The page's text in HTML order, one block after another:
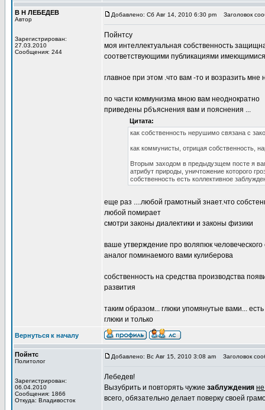
В Н ЛЕБЕДЕВ
Автор
Зарегистрирован:
27.03.2010
Сообщения: 244
Добавлено: Сб Авг 14, 2010 6:30 pm Заголовок
Пойнтсу
моя интеллектуальная собственность
соответствующими публикациями
главное при этом .что вам -то и возразить
по части коммунизма мною вам неоднократно
приведены рбъяснения вам и пояснения ...
Цитата:
как собственность нерушимо связана с
как коммунисты, отрицая собственность,
Вторым заходом в предыдузщем посте я
атрибут природы, уничтожение которого
собственность есть коллективное
еще раз ....любой грамотный знает.что
любой помирает
смотри законы диалектики и законы физики
ваше утверждение про воляпюк
аналог поминаемого вами кулиберова
собственность на средства производства
развития
таким образом... глюки упомянутые вами...
глюки и только
Вернуться к началу
Пойнтс
Политолог
Зарегистрирован:
06.04.2010
Сообщения: 1866
Откуда: Владивосток
Добавлено: Вс Авг 15, 2010 3:08 am Заголовок
Лебедев!
Вызубрить и повторять чужие заблуждения
всего, обязательно делает поверку своей